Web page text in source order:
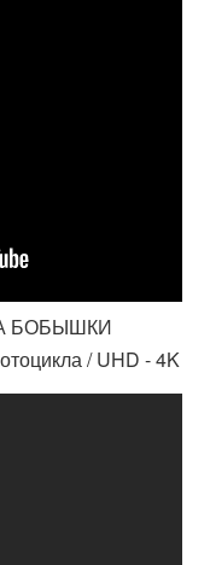
БОБЫШКИ
/ UHD - 4K